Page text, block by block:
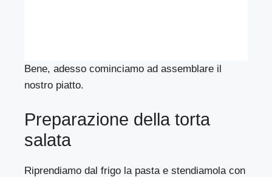
Bene, adesso cominciamo ad assemblare il
nostro piatto.
Preparazione della torta
salata
Riprendiamo dal frigo la pasta e stendiamola con